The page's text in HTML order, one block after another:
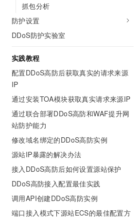
抓包分析
防护设置
DDoS防护实验室
实践教程
配置DDoS高防后获取真实的请求来源
IP
通过安装TOA模块获取真实请求来源IP
通过联合部署DDoS高防和WAF提升网
站防护能力
修改域名绑定的DDoS高防实例
源站IP暴露的解决办法
接入DDoS高防后如何设置源站保护
DDoS高防接入配置最佳实践
调用API创建DDoS高防实例
端口接入模式下源站ECS的最佳配置方